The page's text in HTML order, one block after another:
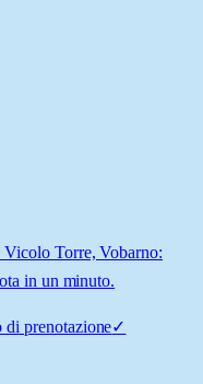
Torre, Vobarno:
in un minuto.
di prenotazione✓